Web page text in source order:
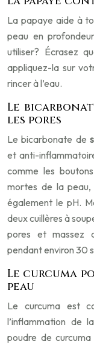
La papaye aide à
peau en
utiliser? Écrasez
appliquez-la sur
rincer à l’eau.
Le
les pores
Le bicarbonate de
et anti-
comme les
mortes de la
également le pH.
deux cuillères à
pores et massez
pendant environ 30
Le curcuma
peau
Le curcuma est
l’inflammation de
poudre de